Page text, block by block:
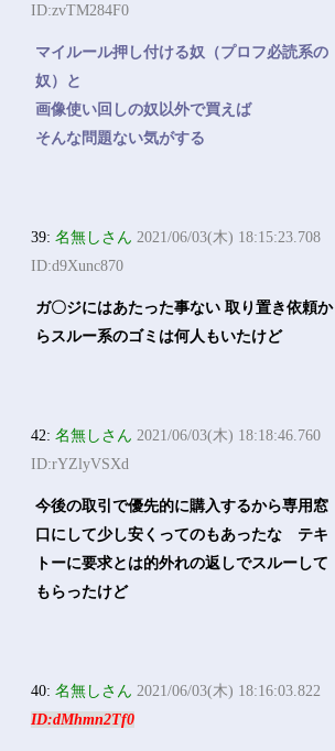
ID:zvTM284F0
マイルール押し付ける奴（プロフ必読系の
奴）と
画像使い回しの奴以外で買えば
そんな問題ない気がする
39:名無しさん 2021/06/03(木) 18:15:23.708
ID:d9Xunc870
ガ〇ジにはあたった事ない 取り置き依頼か
らスルー系のゴミは何人もいたけど
42:名無しさん 2021/06/03(木) 18:18:46.760
ID:rYZlyVSXd
今後の取引で優先的に購入するから専用窓
口にして少し安くってのもあったな テキ
トーに要求とは的外れの返しでスルーして
もらったけど
40:名無しさん 2021/06/03(木) 18:16:03.822
ID:dMhmn2Tf0